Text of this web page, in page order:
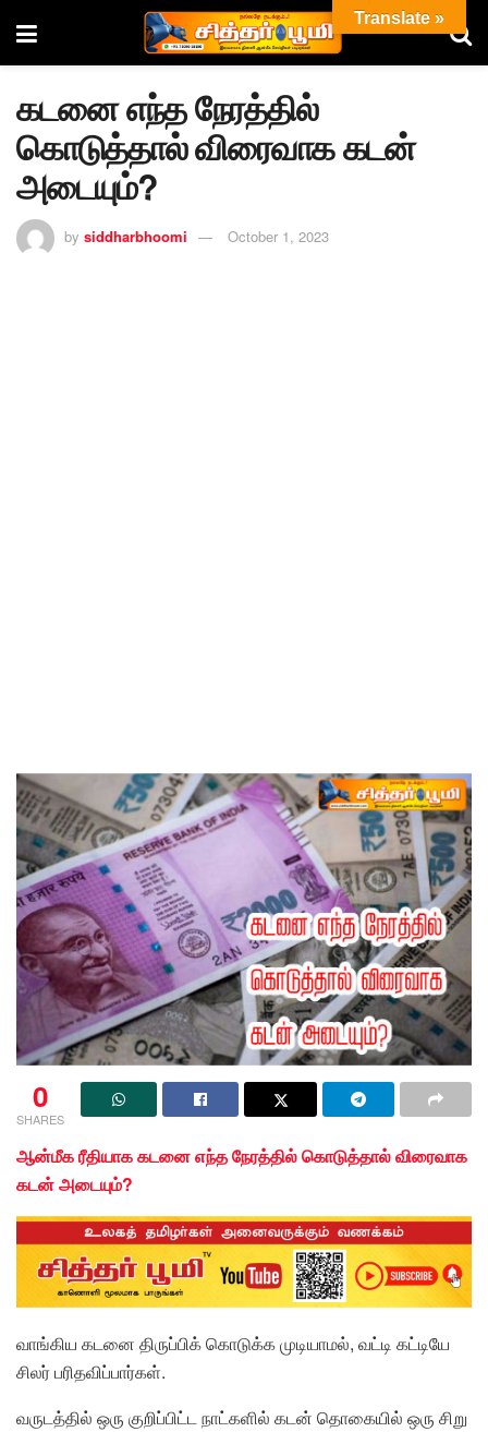
கடனை எந்த நேரத்தில்
கொடுத்தால் விரைவாக கடன்
அடையும்?
by siddharbhoomi October 1, 2023
0
SHARES
ஆன்மீக ரீதியாக கடனை எந்த நேரத்தில் கொடுத்தால் விரைவாக
கடன் அடையும்?
வாங்கிய கடனை திருப்பிக் கொடுக்க முடியாமல், வட்டி கட்டியே
சிலர் பரிதவிப்பார்கள்.
வருடத்தில் ஒரு குறிப்பிட்ட நாட்களில் கடன் தொகையில் ஒரு சிறு
Translate »